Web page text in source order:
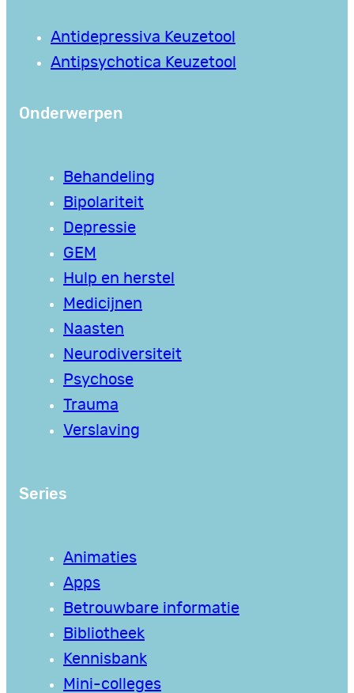
Antidepressiva Keuzetool
Antipsychotica Keuzetool
Onderwerpen
Behandeling
Bipolariteit
Depressie
GEM
Hulp en herstel
Medicijnen
Naasten
Neurodiversiteit
Psychose
Trauma
Verslaving
Series
Animaties
Apps
Betrouwbare informatie
Bibliotheek
Kennisbank
Mini-colleges